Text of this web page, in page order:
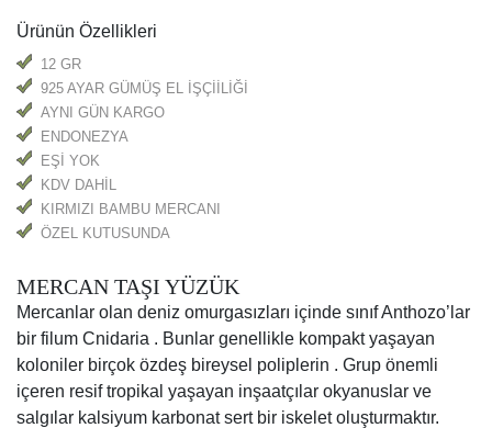
Ürünün Özellikleri
12 GR
925 AYAR GÜMÜŞ EL İŞÇİİLİĞİ
AYNI GÜN KARGO
ENDONEZYA
EŞİ YOK
KDV DAHİL
KIRMIZI BAMBU MERCANI
ÖZEL KUTUSUNDA
MERCAN TAŞI YÜZÜK
Mercanlar olan deniz omurgasızları içinde sınıf Anthozo’lar
bir filum Cnidaria . Bunlar genellikle kompakt yaşayan
koloniler birçok özdeş bireysel poliplerin . Grup önemli
içeren resif tropikal yaşayan inşaatçılar okyanuslar ve
salgılar kalsiyum karbonat sert bir iskelet oluşturmaktır.